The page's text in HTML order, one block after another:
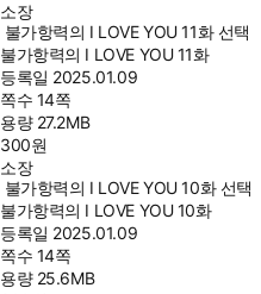
소장
불가항력의 I LOVE YOU 11화 선택
불가항력의 I LOVE YOU 11화
등록일 2025.01.09
쪽수 14쪽
용량 27.2MB
300원
소장
불가항력의 I LOVE YOU 10화 선택
불가항력의 I LOVE YOU 10화
등록일 2025.01.09
쪽수 14쪽
용량 25.6MB